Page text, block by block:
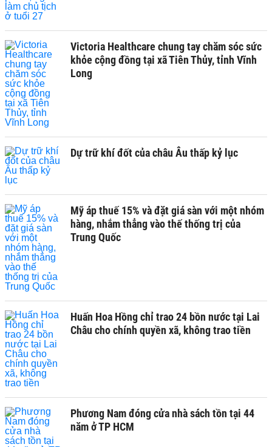
Victoria Healthcare chung tay chăm sóc sức
khỏe cộng đồng tại xã Tiên Thủy, tỉnh Vĩnh
Long
Dự trữ khí đốt của châu Âu thấp kỷ lục
Mỹ áp thuế 15% và đặt giá sàn với một nhóm
hàng, nhắm thẳng vào thế thống trị của
Trung Quốc
Huấn Hoa Hồng chỉ trao 24 bồn nước tại Lai
Châu cho chính quyền xã, không trao tiền
Phương Nam đóng cửa nhà sách tồn tại 44
năm ở TP HCM